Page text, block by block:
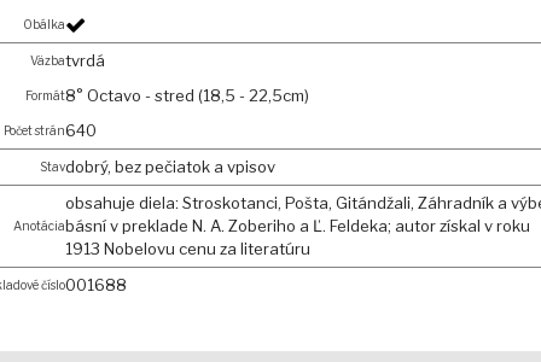
Obálka
Väzbatvrdá
Formát8° Octavo - stred (18,5 - 22,5cm)
Počet strán640
Stavdobrý, bez pečiatok a vpisov
Anotácia
obsahuje diela: Stroskotanci, Pošta, Gitándžali, Záhradník a
básní v preklade N. A. Zoberiho a Ľ. Feldeka; autor získal v roku
1913 Nobelovu cenu za literatúru
číslo001688